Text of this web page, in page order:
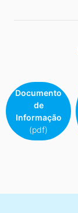
Documento
de
Informação
(pdf)